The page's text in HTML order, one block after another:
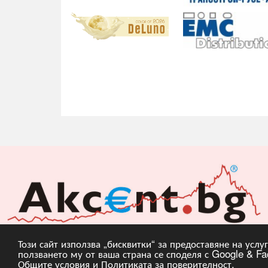
Този сайт използва „бисквитки“ за предоставяне на
ползването му от ваша страна се споделя с Google &
Общите условия и Политиката за поверителност.
Copyright © 2010,